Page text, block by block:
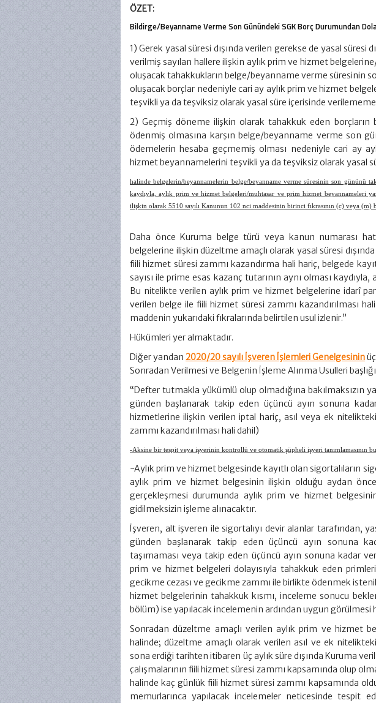
ÖZET:
Bildirge/Beyanname Verme Son Günündeki SGK Borç Durumundan
1) Gerek yasal süresi dışında verilen gerekse de yasal süresi
verilmiş sayılan hallere ilişkin aylık prim ve hizmet
oluşacak tahakkukların belge/beyanname verme süresinin
oluşacak borçlar nedeniyle cari ay aylık prim ve hizmet
teşvikli ya da teşviksiz olarak yasal süre içerisinde
2) Geçmiş döneme ilişkin olarak tahakkuk eden
ödenmiş olmasına karşın belge/beyanname verme son
ödemelerin hesaba geçmemiş olması nedeniyle cari ay
hizmet beyannamelerini teşvikli ya da teşviksiz olarak yasal
halinde belgelerin/beyannamelerin belge/beyanname verme süresinin son gününü
kaydıyla, aylık prim ve hizmet belgeleri/muhtasar ve prim hizmet beyannameleri
ilişkin olarak 5510 sayılı Kanunun 102 nci maddesinin birinci fıkrasının (c) veya
Daha önce Kuruma belge türü veya kanun numarası
belgelerine ilişkin düzeltme amaçlı olarak yasal süresi
fiili hizmet süresi zammı kazandırma hali hariç, belgede
sayısı ile prime esas kazanç tutarının aynı olması
Bu nitelikte verilen aylık prim ve hizmet belgelerine idarî
verilen belge ile fiili hizmet süresi zammı kazandırılması
maddenin yukarıdaki fıkralarında belirtilen usul izlenir.”
Hükümleri yer almaktadır.
Diğer yandan 2020/20 sayılı İşveren İşlemleri Genelgesinin
Sonradan Verilmesi ve Belgenin İşleme Alınma Usulleri
“Defter tutmakla yükümlü olup olmadığına bakılmaksızın
günden başlanarak takip eden üçüncü ayın sonuna
hizmetlerine ilişkin verilen iptal hariç, asıl veya ek
zammı kazandırılması hali dahil)
-Aksine bir tespit veya işyerinin kontrollü ve otomatik şüpheli işyeri tanımlamasının
-Aylık prim ve hizmet belgesinde kayıtlı olan sigortalıların
aylık prim ve hizmet belgesinin ilişkin olduğu aydan
gerçekleşmesi durumunda aylık prim ve hizmet
gidilmeksizin işleme alınacaktır.
İşveren, alt işveren ile sigortalıyı devir alanlar tarafından,
günden başlanarak takip eden üçüncü ayın sonuna
taşımaması veya takip eden üçüncü ayın sonuna kadar
prim ve hizmet belgeleri dolayısıyla tahakkuk eden
gecikme cezası ve gecikme zammı ile birlikte ödenmek
hizmet belgelerinin tahakkuk kısmı, inceleme sonucu
bölüm) ise yapılacak incelemenin ardından uygun görülmesi
Sonradan düzeltme amaçlı verilen aylık prim ve hizmet
halinde; düzeltme amaçlı olarak verilen asıl ve ek
sona erdiği tarihten itibaren üç aylık süre dışında Kuruma
çalışmalarının fiili hizmet süresi zammı kapsamında olup
halinde kaç günlük fiili hizmet süresi zammı kapsamında
memurlarınca yapılacak incelemeler neticesinde tespit